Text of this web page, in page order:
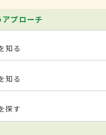
プローチ
知る
知る
探す